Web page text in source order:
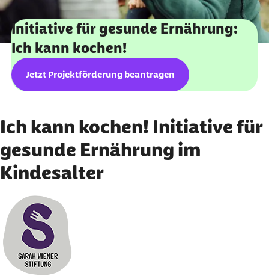
Initiative für gesunde Ernährung:
Ich kann kochen!
Jetzt Projektförderung beantragen
Ich kann kochen! Initiative für
gesunde Ernährung im
Kindesalter